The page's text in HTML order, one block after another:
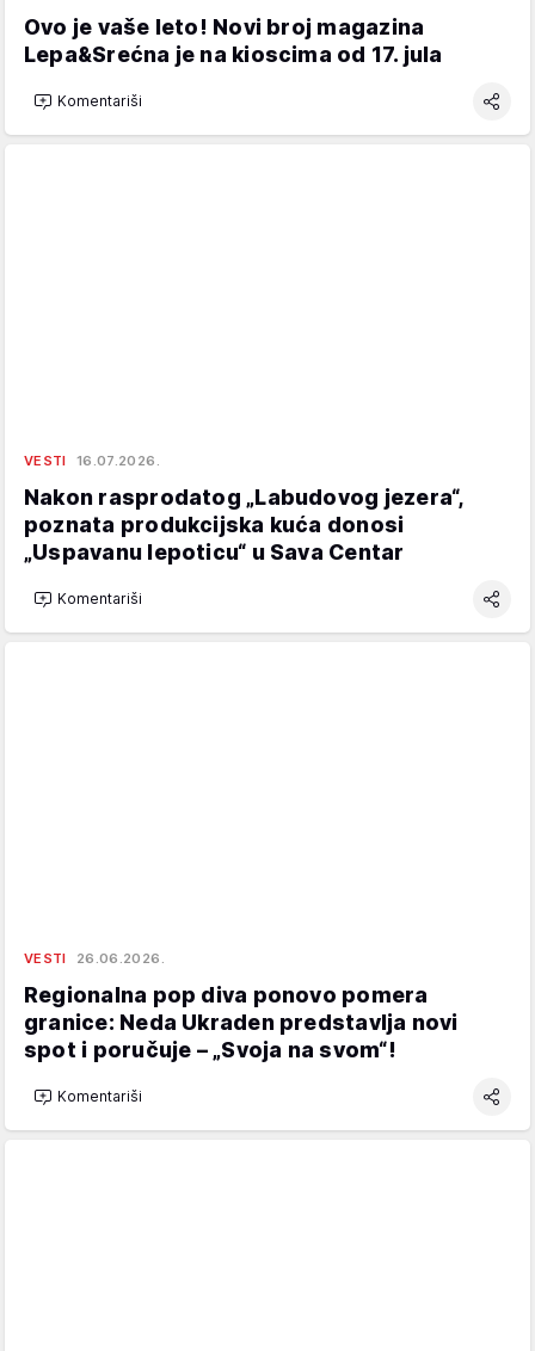
Ovo je vaše leto! Novi broj magazina
Lepa&Srećna je na kioscima od 17. jula
Komentariši
VESTI 16.07.2026.
Nakon rasprodatog „Labudovog jezera“,
poznata produkcijska kuća donosi
„Uspavanu lepoticu“ u Sava Centar
Komentariši
VESTI 26.06.2026.
Regionalna pop diva ponovo pomera
granice: Neda Ukraden predstavlja novi
spot i poručuje – „Svoja na svom“!
Komentariši